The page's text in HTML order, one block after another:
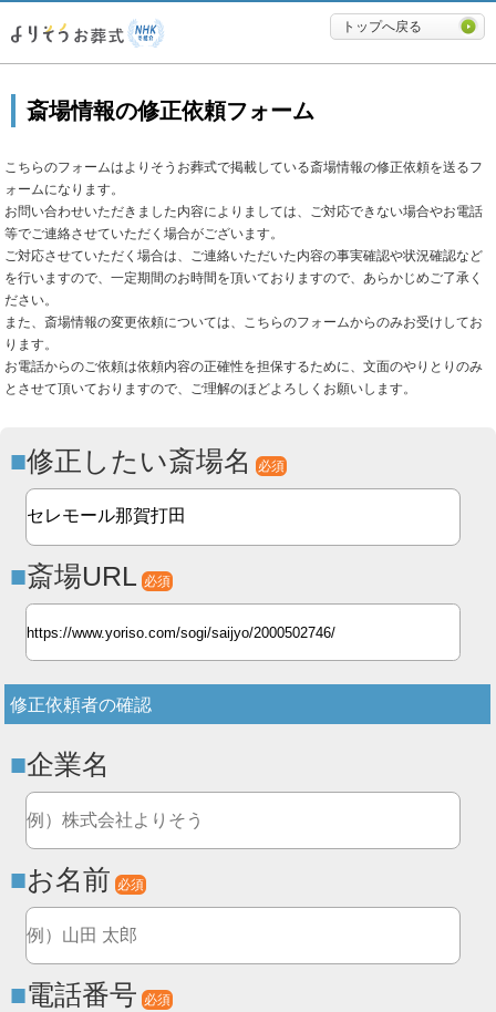
必要最低限に絞ったよりそうお
トップへ戻る
斎場情報の修正依頼フォーム
こちらのフォームはよりそうお葬式で掲載している斎場情報の修正依頼を送るフ
ォームになります。
お問い合わせいただきました内容によりましては、ご対応できない場合やお電話
等でご連絡させていただく場合がございます。
ご対応させていただく場合は、ご連絡いただいた内容の事実確認や状況確認など
を行いますので、一定期間のお時間を頂いておりますので、あらかじめご了承く
ださい。
また、斎場情報の変更依頼については、こちらのフォームからのみお受けしてお
ります。
お電話からのご依頼は依頼内容の正確性を担保するために、文面のやりとりのみ
とさせて頂いておりますので、ご理解のほどよろしくお願いします。
修正したい斎場名 必須
斎場URL 必須
修正依頼者の確認
企業名
お名前 必須
電話番号 必須